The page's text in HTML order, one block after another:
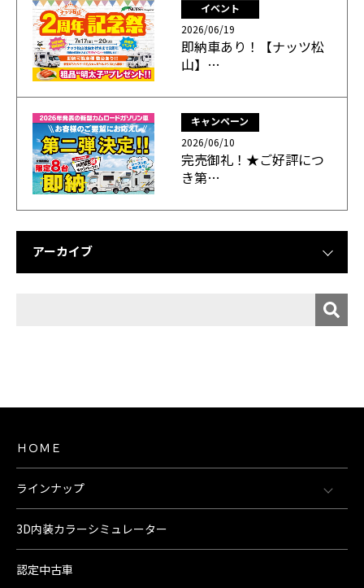
イベント
2026/06/19
即納車あり！【ナッツ松
山】…
キャンペーン
2026/06/10
完売御礼！★ご好評につ
き第…
アーカイブ
ＨＯＭＥ
ラインナップ
3D内装カラーシミュレーター
認定中古車